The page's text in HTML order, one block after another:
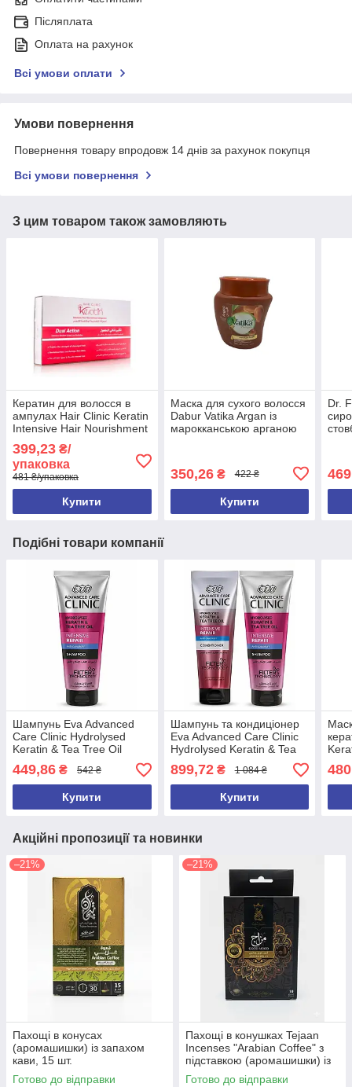
Післяплата
Оплата на рахунок
Всі умови оплати
Умови повернення
Повернення товару впродовж 14 днів за рахунок покупця
Всі умови повернення
З цим товаром також замовляють
Кератин для волосся в
ампулах Hair Clinic Keratin
Intensive Hair Nourishment
399,23 ₴/
упаковка
481 ₴/упаковка
Купити
Маска для сухого волосся
Dabur Vatika Argan із
марокканською арганою
350,26₴ 422 ₴
Купити
Dr.
Подібні товари компанії
Шампунь Eva Advanced
Care Clinic Hydrolysed
Keratin & Tea Tree Oil
Intensive Repair Anti-
Dandruff 230 мл Єгипет
449,86 ₴ 542 ₴
Купити
Шампунь та кондиціонер
Eva Advanced Care Clinic
Hydrolysed Keratin & Tea
Tree Oil Intensive Repair
Anti-Dandruff 230 мл
Єгипет
899,72₴ 1 084 ₴
Купити
200
Акційні пропозиції та новинки
–21%
Пахощі в конусах
(аромашишки) із запахом
кави, 15 шт.
Готово до відправки
–21%
Пахощі в конушках Tejaan
Incenses "Arabian Coffee" з
підставкою (аромашишки) із
запахом кави, 10 шт.
Готово до відправки